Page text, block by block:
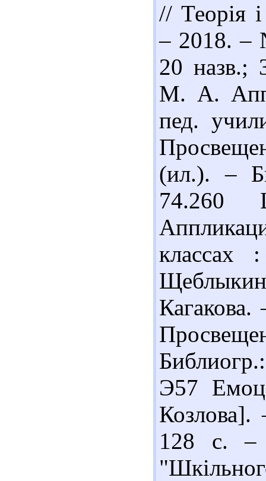
// Теорія
– 2018. –
20 назв.;
М. А.
пед.
(ил.). –
Э57
128 с. –